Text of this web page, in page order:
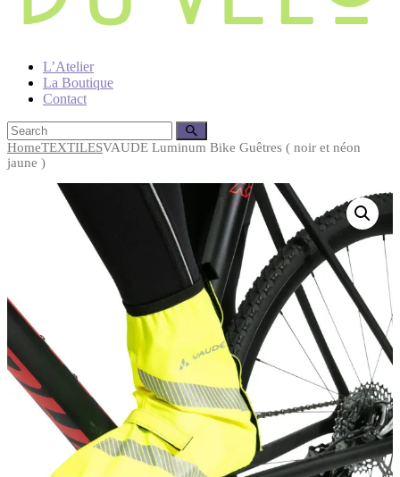
L’Atelier
La Boutique
Contact
HomeTEXTILESVAUDE Luminum Bike Guêtres ( noir et néon
jaune )